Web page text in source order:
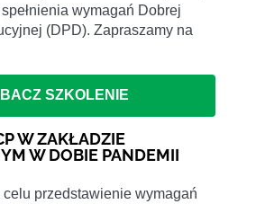
wymagań Dobrej
(DPD). Zapraszamy na
SZKOLENIE
W ZAKŁADZIE
W DOBIE PANDEMII
przedstawienie wymagań